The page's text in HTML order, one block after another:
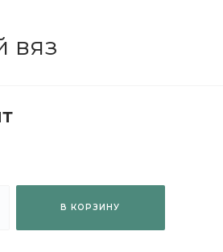
вяз
В КОРЗИНУ